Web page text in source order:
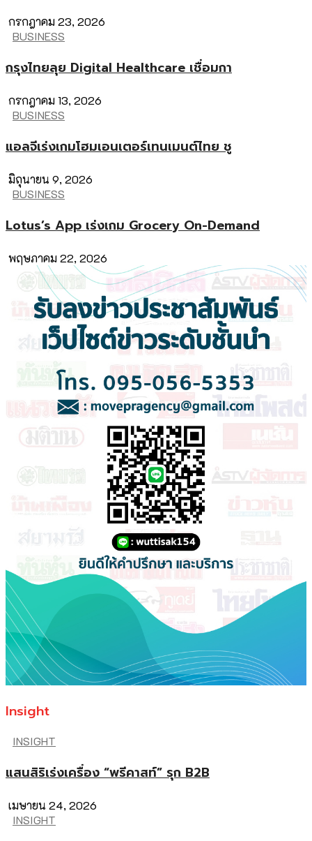
กรกฎาคม 23, 2026
BUSINESS
กรุงไทยลุย Digital Healthcare เชื่อมกา
กรกฎาคม 13, 2026
BUSINESS
แอลจีเร่งเกมโฮมเอนเตอร์เทนเมนต์ไทย ชู
มิถุนายน 9, 2026
BUSINESS
Lotus’s App เร่งเกม Grocery On-Demand
พฤษภาคม 22, 2026
Insight
INSIGHT
แสนสิริเร่งเครื่อง “พรีคาสท์” รุก B2B
เมษายน 24, 2026
INSIGHT